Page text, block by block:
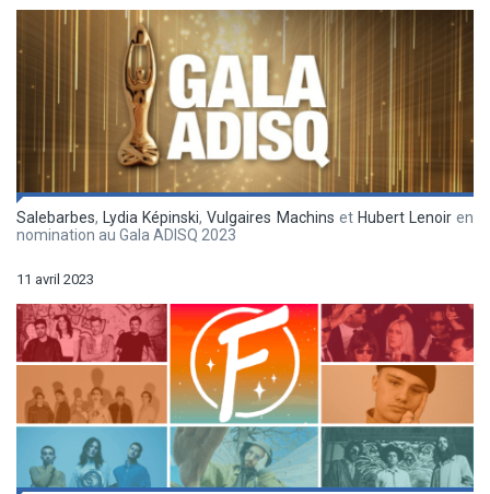
Salebarbes, Lydia Képinski,Vulgaires Machins et Hubert Lenoiren
nomination au Gala ADISQ 2023
11 avril 2023